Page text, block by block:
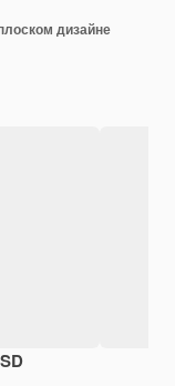
дизайне